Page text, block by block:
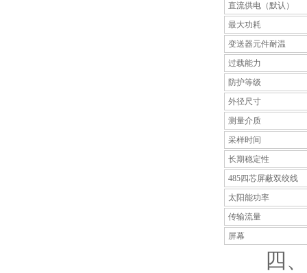
直流供电（默认）
最大功耗
变送器元件耐温
过载能力
防护等级
外径尺寸
测量介质
采样时间
长期稳定性
485四芯屏蔽双绞线
太阳能功率
传输流量
屏幕
四、